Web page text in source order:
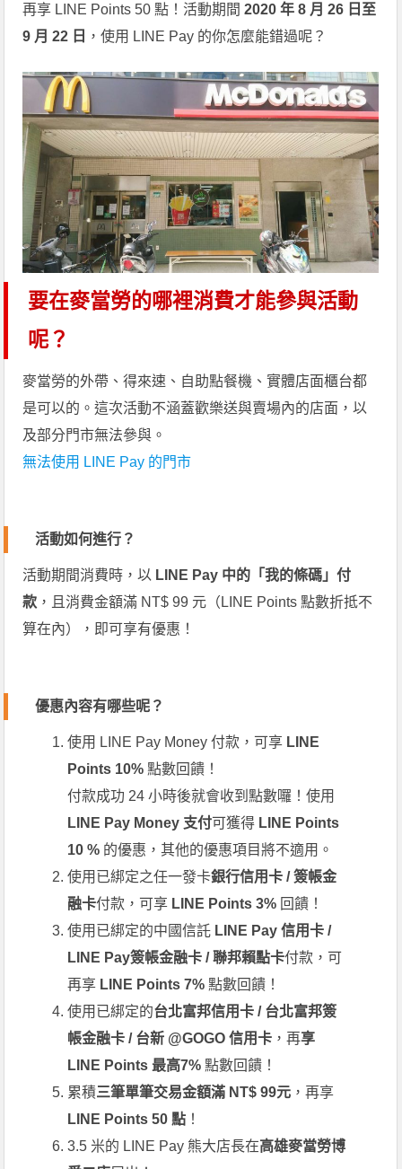
再享 LINE Points 50 點！活動期間 2020 年 8 月 26 日至
9 月 22 日 ，使用 LINE Pay 的你怎麼能錯過呢？
要在麥當勞的哪裡消費才能參與活動
呢？
麥當勞的外帶、得來速、自助點餐機、實體店面櫃台都
是可以的。這次活動不涵蓋歡樂送與賣場內的店面，以
及部分門市無法參與。
無法使用 LINE Pay 的門市
活動如何進行？
活動期間消費時，以 LINE Pay 中的「我的條碼」付
款 ，且消費金額滿 NT$ 99 元（LINE Points 點數折抵不
算在內），即可享有優惠！
優惠內容有哪些呢？
使用 LINE Pay Money 付款，可享 LINE
Points 10%點數回饋！
付款成功 24 小時後就會收到點數囉！使用
LINE Pay Money 支付可獲得 LINE Points
10 % 的優惠，其他的優惠項目將不適用。
使用已綁定之任一發卡銀行信用卡 / 簽帳金
融卡付款，可享 LINE Points 3% 回饋！
使用已綁定的中國信託 LINE Pay 信用卡 /
LINE Pay簽帳金融卡 / 聯邦賴點卡付款，可
再享 LINE Points 7% 點數回饋！
使用已綁定的台北富邦信用卡 / 台北富邦簽
帳金融卡 / 台新 @GOGO 信用卡 ，再享
LINE Points 最高7%點數回饋！
累積三筆單筆交易金額滿 NT$ 99元 ，再享
LINE Points 50 點 ！
3.5 米的 LINE Pay 熊大店長在高雄麥當勞博